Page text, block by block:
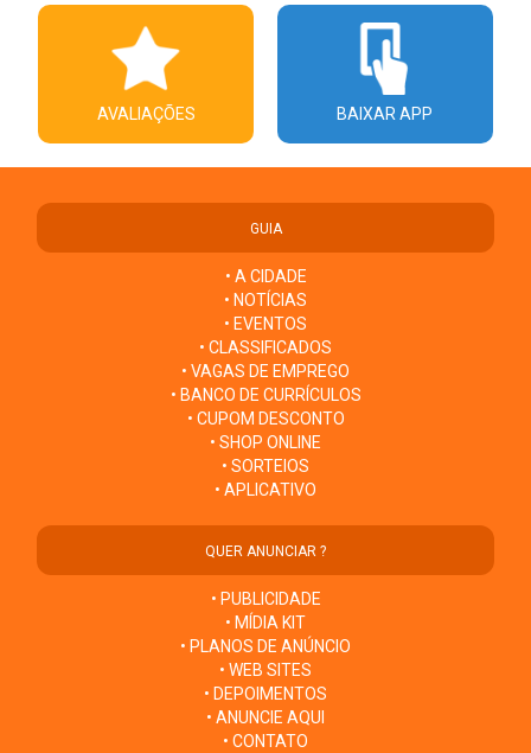
AVALIAÇÕES BAIXAR APP
GUIA
• A CIDADE
• NOTÍCIAS
• EVENTOS
• CLASSIFICADOS
• VAGAS DE EMPREGO
• BANCO DE CURRÍCULOS
• CUPOM DESCONTO
• SHOP ONLINE
• SORTEIOS
• APLICATIVO
QUER ANUNCIAR ?
• PUBLICIDADE
• MÍDIA KIT
• PLANOS DE ANÚNCIO
• WEB SITES
• DEPOIMENTOS
• ANUNCIE AQUI
• CONTATO